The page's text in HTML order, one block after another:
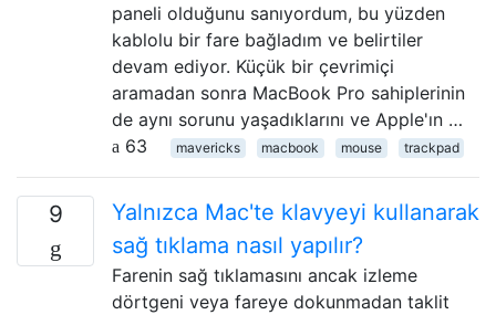
paneli olduğunu sanıyordum, bu yüzden
kablolu bir fare bağladım ve belirtiler
devam ediyor. Küçük bir çevrimiçi
aramadan sonra MacBook Pro sahiplerinin
de aynı sorunu yaşadıklarını ve Apple'ın …
63
mavericks macbook mouse trackpad
9
Yalnızca Mac'te klavyeyi kullanarak
sağ tıklama nasıl yapılır?
Farenin sağ tıklamasını ancak izleme
dörtgeni veya fareye dokunmadan taklit